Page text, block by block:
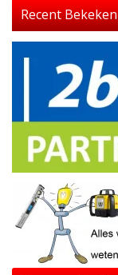
Recent Bekeken